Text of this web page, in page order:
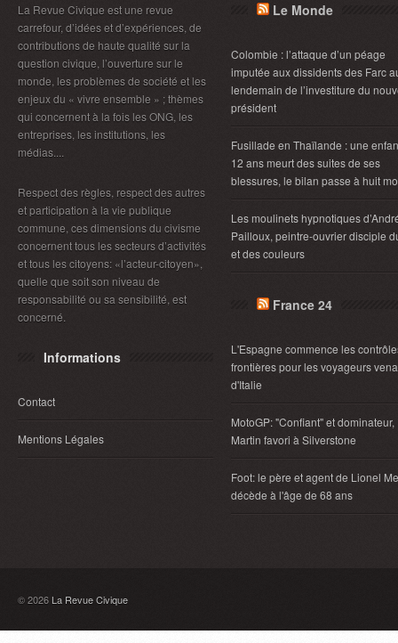
La Revue Civique est une revue
carrefour, d’idées et d’expériences, de
contributions de haute qualité sur la
question civique, l’ouverture sur le
monde, les problèmes de société et les
enjeux du « vivre ensemble » ; thèmes
qui concernent à la fois les ONG, les
entreprises, les institutions, les
médias....
Respect des règles, respect des autres
et participation à la vie publique
commune, ces dimensions du civisme
concernent tous les secteurs d’activités
et tous les citoyens: «l’acteur-citoyen»,
quelle que soit son niveau de
responsabilité ou sa sensibilité, est
concerné.
Informations
Contact
Mentions Légales
Le Monde
Colombie : l’attaque d’un péage
imputée aux dissidents des Farc
lendemain de l’investiture du
président
Fusillade en Thaïlande : une
12 ans meurt des suites de ses
blessures, le bilan passe à huit
Les moulinets hypnotiques
Pailloux, peintre-ouvrier disciple
et des couleurs
France 24
L'Espagne commence les
frontières pour les voyageurs
d'Italie
MotoGP: "Confiant" et dominateur,
Martin favori à Silverstone
Foot: le père et agent de Lionel
décède à l'âge de 68 ans
© 2026 La Revue Civique